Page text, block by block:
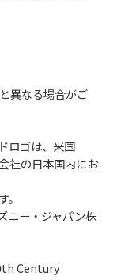
異なる場合がご
ロゴは、米国
社の日本国内にお
ニー・ジャパン株
Century